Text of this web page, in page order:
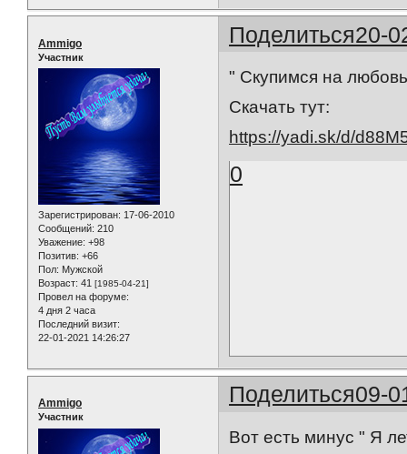
Поделиться20-
Ammigo
Участник
Зарегистрирован: 17-06-2010
Сообщений: 210
Уважение: +98
Позитив: +66
Пол: Мужской
Возраст: 41 [1985-04-21]
Провел на форуме:
4 дня 2 часа
Последний визит:
22-01-2021 14:26:27
" Скупимся на
Скачать тут:
https://yadi.sk/d/
0
Поделиться09-
Ammigo
Участник
Вот есть минус " Я